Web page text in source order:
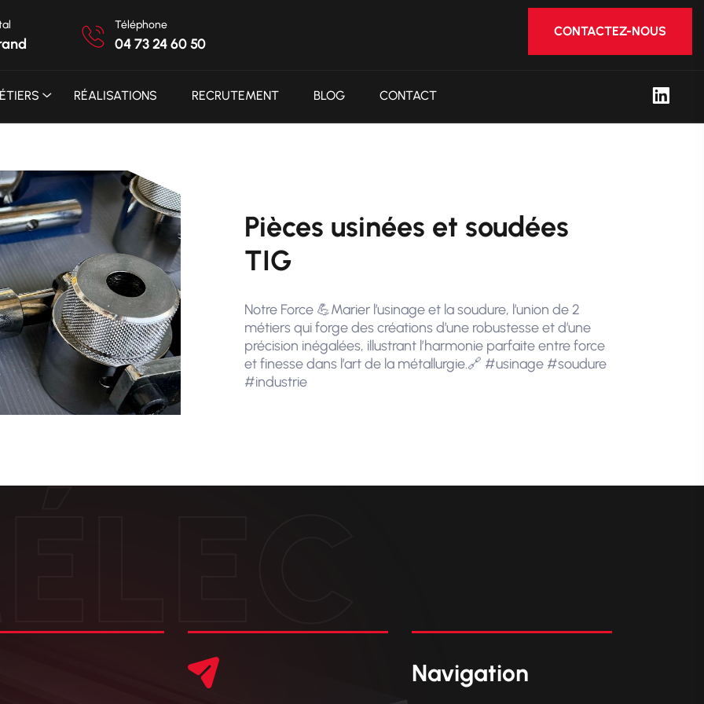
Téléphone
04 73 24 60 50
CONTACTEZ-NOUS
RÉALISATIONS RECRUTEMENT BLOG CONTACT
Pièces usinées et soudées
TIG
Notre Force 💪Marier l’usinage et la soudure, l’union de 2
métiers qui forge des créations d’une robustesse et d’une
précision inégalées, illustrant l’harmonie parfaite entre force
et finesse dans l’art de la métallurgie.🔗 #usinage #soudure
#industrie
Navigation